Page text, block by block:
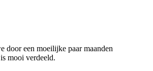
door een moeilijke paar maanden
mooi verdeeld.